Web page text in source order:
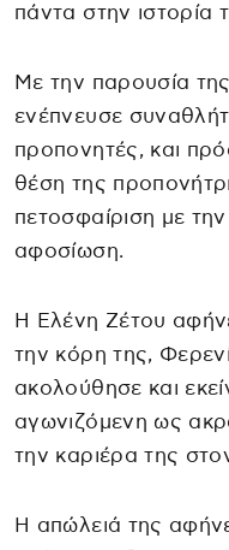
πάντα στην ιστορία
Με την παρουσία
ενέπνευσε
προπονητές, και
θέση της
πετοσφαίριση με
αφοσίωση.
Η Ελένη Ζέτου
την κόρη της,
ακολούθησε και
αγωνιζόμενη ως
την καριέρα της
Η απώλειά της